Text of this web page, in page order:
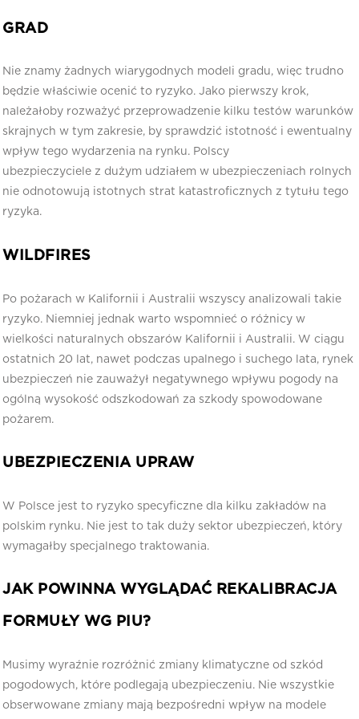
GRAD
Nie znamy żadnych wiarygodnych modeli gradu, więc trudno
będzie właściwie ocenić to ryzyko. Jako pierwszy krok,
należałoby rozważyć przeprowadzenie kilku testów warunków
skrajnych w tym zakresie, by sprawdzić istotność i ewentualny
wpływ tego wydarzenia na rynku. Polscy
ubezpieczyciele z dużym udziałem w ubezpieczeniach rolnych
nie odnotowują istotnych strat katastroficznych z tytułu tego
ryzyka.
WILDFIRES
Po pożarach w Kalifornii i Australii wszyscy analizowali takie
ryzyko. Niemniej jednak warto wspomnieć o różnicy w
wielkości naturalnych obszarów Kalifornii i Australii. W ciągu
ostatnich 20 lat, nawet podczas upalnego i suchego lata, rynek
ubezpieczeń nie zauważył negatywnego wpływu pogody na
ogólną wysokość odszkodowań za szkody spowodowane
pożarem.
UBEZPIECZENIA UPRAW
W Polsce jest to ryzyko specyficzne dla kilku zakładów na
polskim rynku. Nie jest to tak duży sektor ubezpieczeń, który
wymagałby specjalnego traktowania.
JAK POWINNA WYGLĄDAĆ REKALIBRACJA
FORMUŁY WG PIU?
Musimy wyraźnie rozróżnić zmiany klimatyczne od szkód
pogodowych, które podlegają ubezpieczeniu. Nie wszystkie
obserwowane zmiany mają bezpośredni wpływ na modele